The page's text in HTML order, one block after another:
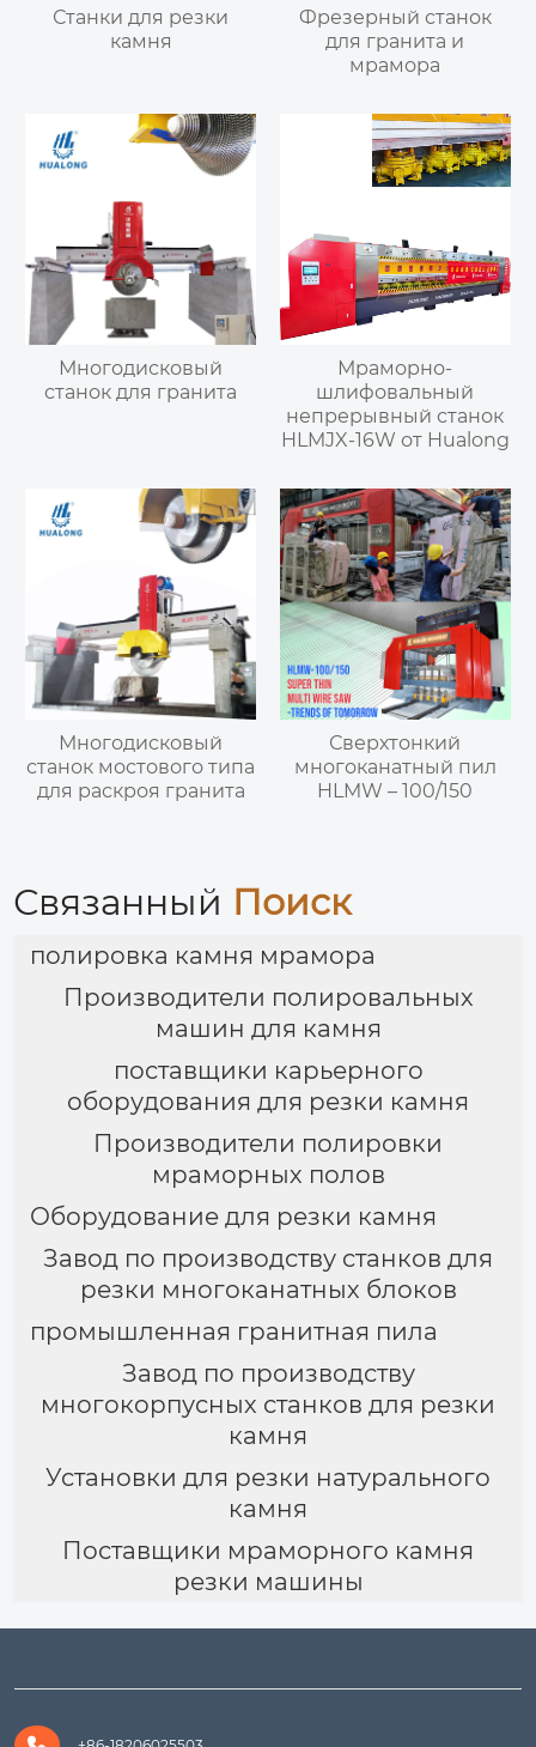
Станки для резки
камня
Фрезерный станок
для гранита и
мрамора
Многодисковый
станок для гранита
Мраморно-
шлифовальный
непрерывный станок
HLMJX-16W от Hualong
Многодисковый
станок мостового типа
для раскроя гранита
Сверхтонкий
многоканатный пил
HLMW – 100/150
Связанный Поиск
полировка камня мрамора
Производители полировальных
машин для камня
поставщики карьерного
оборудования для резки камня
Производители полировки
мраморных полов
Оборудование для резки камня
Завод по производству станков для
резки многоканатных блоков
промышленная гранитная пила
Завод по производству
многокорпусных станков для резки
камня
Установки для резки натурального
камня
Поставщики мраморного камня
резки машины